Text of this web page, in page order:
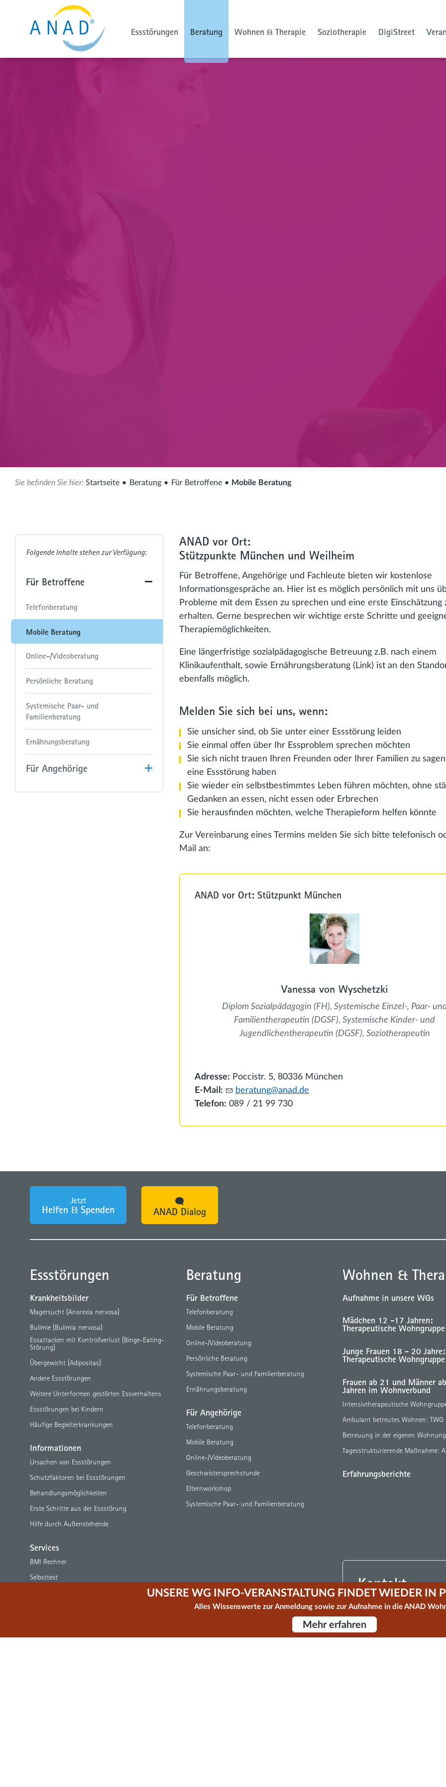
Essstörungen Beratung Wohnen & Therapie Soziotherapie DigiStreet
Startseite Beratung Für Betroffene Mobile Beratung
Für Betroffene
Telefonberatung
Mobile Beratung
Online-/Videoberatung
Persönliche Beratung
Systemische Paar- und
Familienberatung
Ernährungsberatung
Für Angehörige
ANAD vor Ort:
Stützpunkte München und Weilheim
Für Betroffene, Angehörige und Fachleute bieten wir kostenlose
Informationsgespräche an. Hier ist es möglich persönlich mit uns
Probleme mit dem Essen zu sprechen und eine erste Einschätzung
erhalten. Gerne besprechen wir wichtige erste Schritte und
Therapiemöglichkeiten.
Eine längerfristige sozialpädagogische Betreuung z.B. nach einem
Klinikaufenthalt, sowie Ernährungsberatung (Link) ist an den
ebenfalls möglich.
Melden Sie sich bei uns, wenn:
Sie unsicher sind, ob Sie unter einer Essstörung leiden
Sie einmal offen über Ihr Essproblem sprechen möchten
Sie sich nicht trauen Ihren Freunden oder Ihrer Familien zu
eine Essstörung haben
Sie wieder ein selbstbestimmtes Leben führen möchten, ohne
Gedanken an essen, nicht essen oder Erbrechen
Sie herausfinden möchten, welche Therapieform helfen könnte
Zur Vereinbarung eines Termins melden Sie sich bitte telefonisch
Mail an:
ANAD vor Ort: Stützpunkt München
Vanessa von Wyschetzki
Diplom Sozialpädagogin (FH), Systemische Einzel-, Paar-
Familientherapeutin (DGSF), Systemische Kinder- und
Jugendlichentherapeutin (DGSF), Soziotherapeutin
Adresse: Poccistr. 5, 80336 München
E-Mail:
b r t ng n d d
Telefon: 089 / 21 99 730
Jetzt
Helfen & Spenden ANAD Dialog
Essstörungen
Krankheitsbilder
Magersucht (Anorexia nervosa)
Bulimie (Bulimia nervosa)
Essattacken mit Kontrollverlust (Binge-Eating-
Störung)
Übergewicht (Adipositas)
Andere Essstörungen
Weitere Unterformen gestörten Essverhaltens
Essstörungen bei Kindern
Häufige Begleiterkrankungen
Informationen
Ursachen von Essstörungen
Schutzfaktoren bei Essstörungen
Behandlungsmöglichkeiten
Erste Schritte aus der Essstörung
Hilfe durch Außenstehende
Services
BMI Rechner
Selbsttest
Downloadbereich
Beratung
Für Betroffene
Telefonberatung
Mobile Beratung
Online-/Videoberatung
Persönliche Beratung
Systemische Paar- und Familienberatung
Ernährungsberatung
Für Angehörige
Telefonberatung
Mobile Beratung
Online-/Videoberatung
Geschwistersprechstunde
Elternworkshop
Systemische Paar- und Familienberatung
Wohnen &
Aufnahme in unsere WGs
Mädchen 12 -17 Jahren:
Therapeutische Wohngruppe
Junge Frauen 18 - 20 Jahre:
Therapeutische Wohngruppe
Frauen ab 21 und Männer
Jahren im Wohnverbund
Intensivtherapeutische
Ambulant betreutes Wohnen: TWG
Betreuung in der eigenen
Tagesstrukturierende Maßnahme:
Erfahrungsberichte
Kontakt
ANAD®
Poccistr. 5
80336 München
UNSERE WG INFO-VERANSTALTUNG FINDET WIEDER IN
Alles Wissenswerte zur Anmeldung sowie zur Aufnahme in die ANAD
Mehr erfahren